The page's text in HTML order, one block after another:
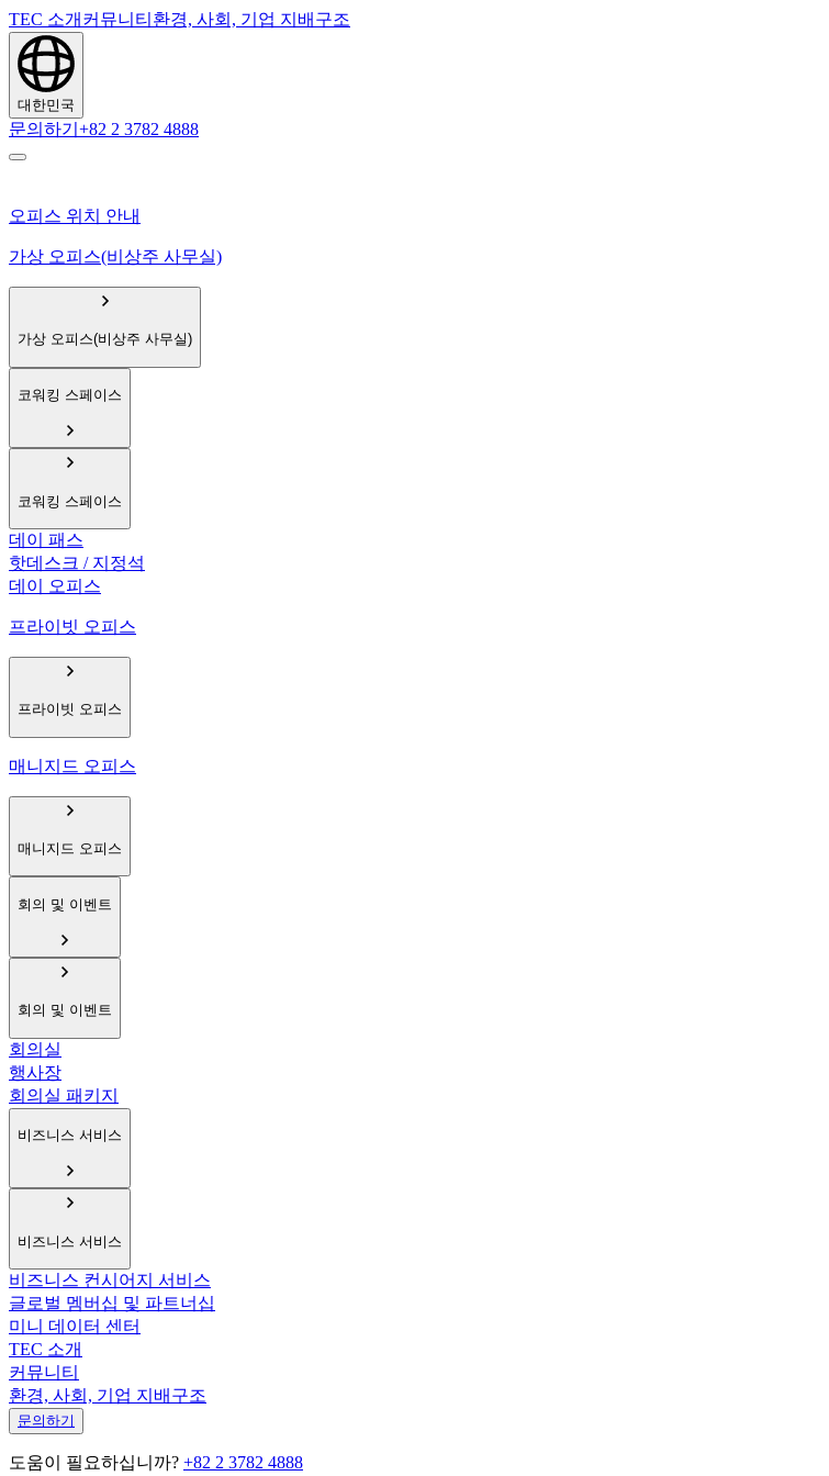
TEC 소개 커뮤니티 환경, 사회, 기업 지배구조
대한민국
문의하기 +82 2 3782 4888
오피스 위치 안내
가상 오피스(비상주 사무실)
가상 오피스(비상주 사무실)
코워킹 스페이스
코워킹 스페이스
데이 패스
핫데스크 / 지정석
데이 오피스
프라이빗 오피스
프라이빗 오피스
매니지드 오피스
매니지드 오피스
회의 및 이벤트
회의 및 이벤트
회의실
행사장
회의실 패키지
비즈니스 서비스
비즈니스 서비스
비즈니스 컨시어지 서비스
글로벌 멤버십 및 파트너십
미니 데이터 센터
TEC 소개
커뮤니티
환경, 사회, 기업 지배구조
문의하기
도움이 필요하십니까? +82 2 3782 4888